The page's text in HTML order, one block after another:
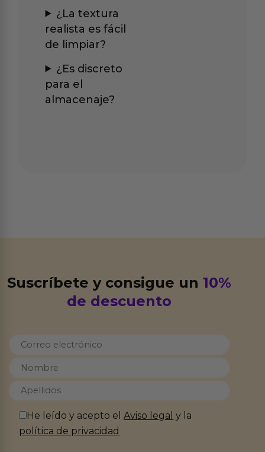
¿La textura
realista es fácil
de limpiar?
¿Es discreto
para el
almacenaje?
Suscríbete y consigue un10%
de descuento
He leído y acepto elAviso legal y la
política de privacidad